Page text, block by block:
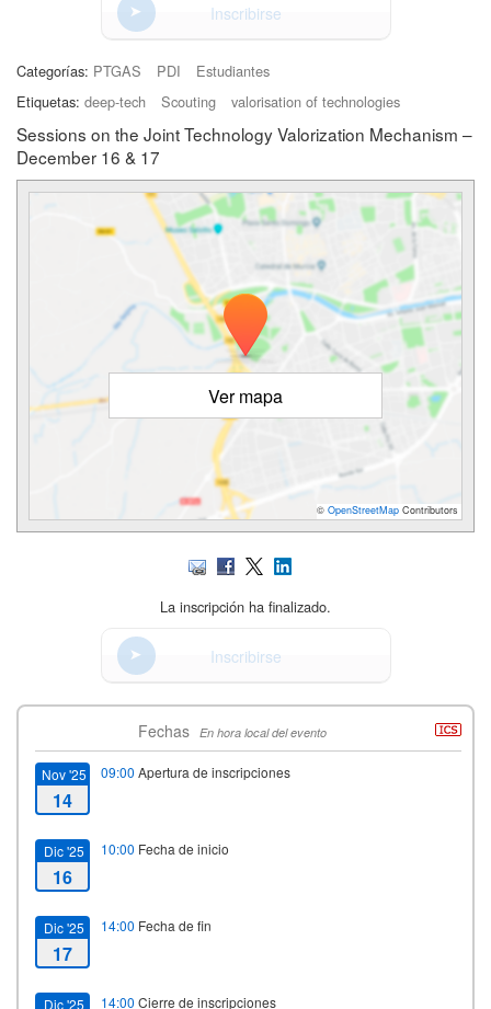
Inscribirse
Categorías: PTGAS PDI
Estudiantes
Etiquetas: deep-tech Scouting valorisation of technologies
Sessions on the Joint Technology Valorization Mechanism –
December 16 & 17
Ver mapa
© OpenStreetMap Contributors
La inscripción ha finalizado.
Inscribirse
Fechas En hora local del evento
Nov '25
14
09:00 Apertura de inscripciones
Dic '25
16
10:00 Fecha de inicio
Dic '25
17
14:00 Fecha de fin
Dic '25 14:00 Cierre de inscripciones